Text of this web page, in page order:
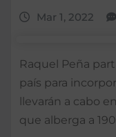
Mar 1, 2022
Raquel Peña
país para
llevarán a cabo
que alberga a